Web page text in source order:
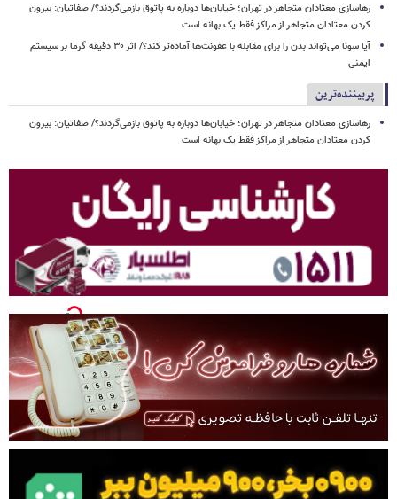
رهاسازی معتادان متجاهر در تهران؛ خیابان‌ها دوباره به پاتوق بازمی‌گردند؟/ صفاتیان: بیرون
کردن معتادان متجاهر از مراکز فقط یک بهانه است
آیا سونا می‌تواند بدن را برای مقابله با عفونت‌ها آماده‌تر کند؟/ اثر ۳۰ دقیقه گرما بر سیستم
ایمنی
پربیننده‌ترین
رهاسازی معتادان متجاهر در تهران؛ خیابان‌ها دوباره به پاتوق بازمی‌گردند؟/ صفاتیان: بیرون
کردن معتادان متجاهر از مراکز فقط یک بهانه است